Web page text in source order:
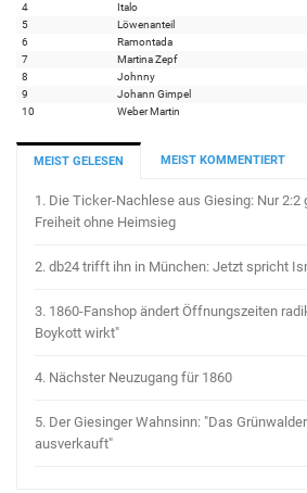
4
Italo
5
Löwenanteil
6
Ramontada
7
Martina Zepf
8
Johnny
9
Johann Gimpel
10
Weber Martin
MEIST GELESEN MEIST KOMMENTIERT
1. Die Ticker-Nachlese aus Giesing: Nur 2:2
Freiheit ohne Heimsieg
2. db24 trifft ihn in München: Jetzt spricht
3. 1860-Fanshop ändert Öffnungszeiten
Boykott wirkt"
4. Nächster Neuzugang für 1860
5. Der Giesinger Wahnsinn: "Das
ausverkauft"